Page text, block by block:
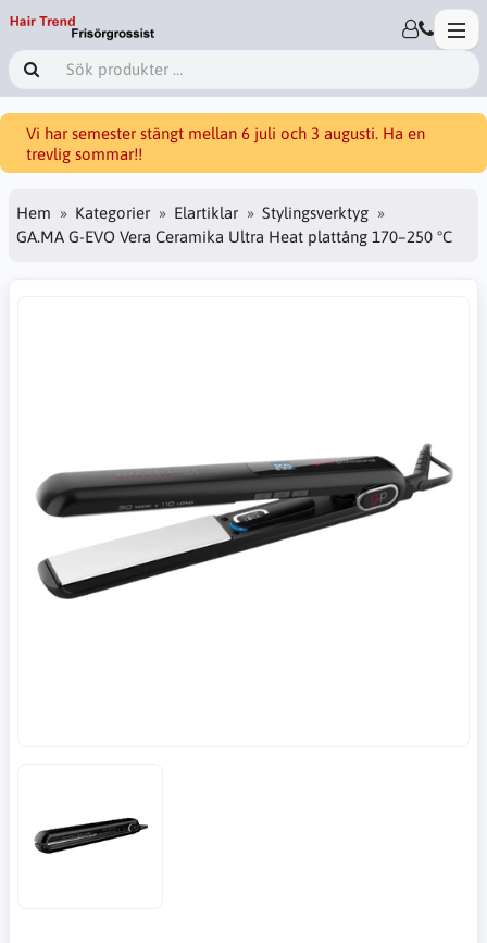
Vi har semester stängt mellan 6 juli och 3 augusti. Ha en
trevlig sommar!!
Hem Kategorier Elartiklar
Stylingsverktyg
GA.MA G-EVO Vera Ceramika Ultra Heat plattång 170–250 °C